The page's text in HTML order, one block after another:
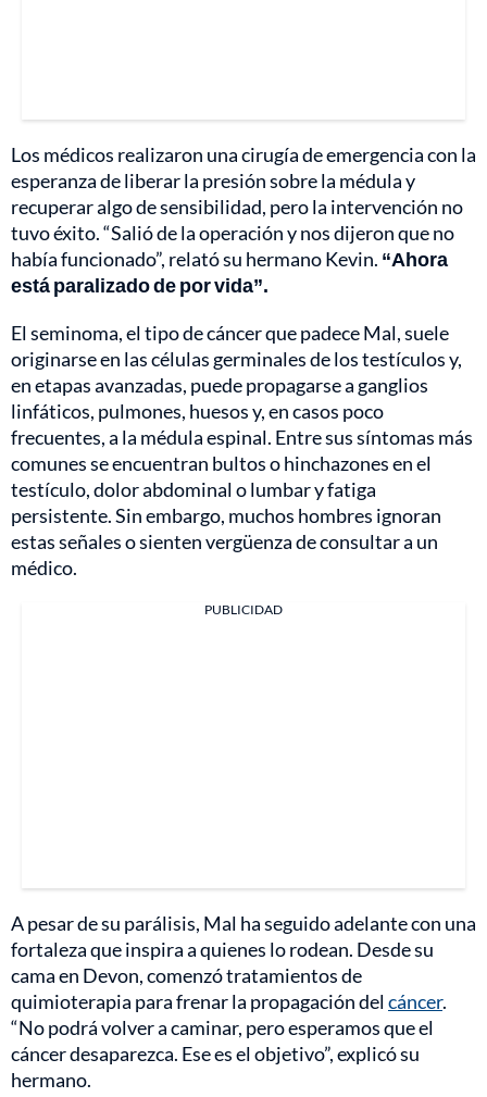
Los médicos realizaron una cirugía de emergencia con la
esperanza de liberar la presión sobre la médula y
recuperar algo de sensibilidad, pero la intervención no
tuvo éxito. “Salió de la operación y nos dijeron que no
había funcionado”, relató su hermano Kevin. “Ahora
está paralizado de por vida”.
El seminoma, el tipo de cáncer que padece Mal, suele
originarse en las células germinales de los testículos y,
en etapas avanzadas, puede propagarse a ganglios
linfáticos, pulmones, huesos y, en casos poco
frecuentes, a la médula espinal. Entre sus síntomas más
comunes se encuentran bultos o hinchazones en el
testículo, dolor abdominal o lumbar y fatiga
persistente. Sin embargo, muchos hombres ignoran
estas señales o sienten vergüenza de consultar a un
médico.
PUBLICIDAD
A pesar de su parálisis, Mal ha seguido adelante con una
fortaleza que inspira a quienes lo rodean. Desde su
cama en Devon, comenzó tratamientos de
quimioterapia para frenar la propagación delcáncer.
“No podrá volver a caminar, pero esperamos que el
cáncer desaparezca. Ese es el objetivo”, explicó su
hermano.